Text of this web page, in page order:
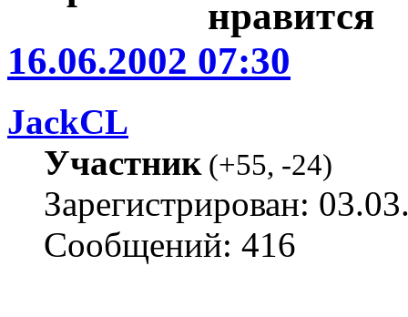
16.06.2002 07:30
JackCL
Участник(+55, -24)
Зарегистрирован:
Сообщений: 416